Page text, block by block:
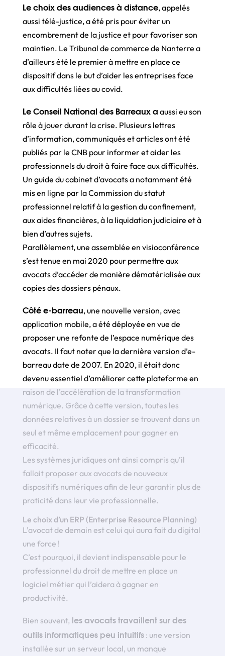
Le choix des audiences à distance, appelés
aussi télé-justice, a été pris pour éviter un
encombrement de la justice et pour favoriser son
maintien. Le Tribunal de commerce de Nanterre a
d’ailleurs été le premier à mettre en place ce
dispositif dans le but d’aider les entreprises face
aux difficultés liées au covid.
Le Conseil National des Barreaux a aussi eu son
rôle à jouer durant la crise. Plusieurs lettres
d’information, communiqués et articles ont été
publiés par le CNB pour informer et aider les
professionnels du droit à faire face aux difficultés.
Un guide du cabinet d’avocats a notamment été
mis en ligne par la Commission du statut
professionnel relatif à la gestion du confinement,
aux aides financières, à la liquidation judiciaire et à
bien d’autres sujets.
Parallèlement, une assemblée en visioconférence
s’est tenue en mai 2020 pour permettre aux
avocats d’accéder de manière dématérialisée aux
copies des dossiers pénaux.
Côté e-barreau, une nouvelle version, avec
application mobile, a été déployée en vue de
proposer une refonte de l’espace numérique des
avocats. Il faut noter que la dernière version d’e-
barreau date de 2007. En 2020, il était donc
devenu essentiel d’améliorer cette plateforme en
raison de l’accélération de la transformation
numérique. Grâce à cette version, toutes les
données relatives à un dossier se trouvent dans un
seul et même emplacement pour gagner en
efficacité.
Les systèmes juridiques ont ainsi compris qu’il
fallait proposer aux avocats de nouveaux
dispositifs numériques afin de leur garantir plus de
praticité dans leur vie professionnelle.
Le choix d’un ERP (Enterprise Resource Planning)
L’avocat de demain est celui qui aura fait du digital
une force !
C’est pourquoi, il devient indispensable pour le
professionnel du droit de mettre en place un
logiciel métier qui l’aidera à gagner en
productivité.
Bien souvent, les avocats travaillent sur des
outils informatiques peu intuitifs : une version
installée sur un serveur local, un manque